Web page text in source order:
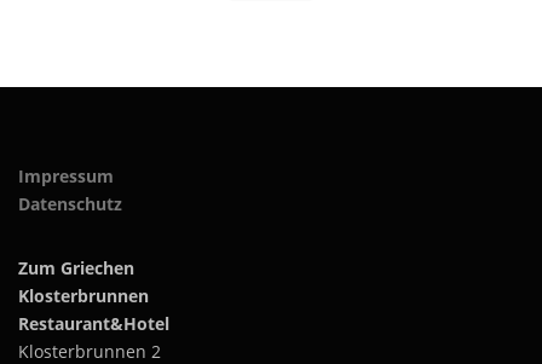
Impressum
Datenschutz
Zum Griechen
Klosterbrunnen
Restaurant&Hotel
Klosterbrunnen 2